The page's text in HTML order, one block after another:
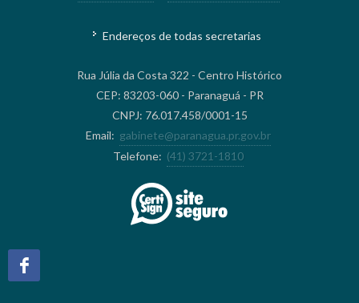
Endereços de todas secretarias
Rua Júlia da Costa 322 - Centro Histórico
CEP: 83203-060 - Paranaguá - PR
CNPJ: 76.017.458/0001-15
Email: gabinete@paranagua.pr.gov.br
Telefone: (41) 3721-1810